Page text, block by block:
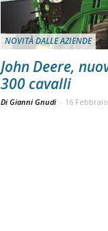
NOVITÀ DALLE AZIENDE
John Deere,
300 cavalli
Di Gianni Gnudi - 16